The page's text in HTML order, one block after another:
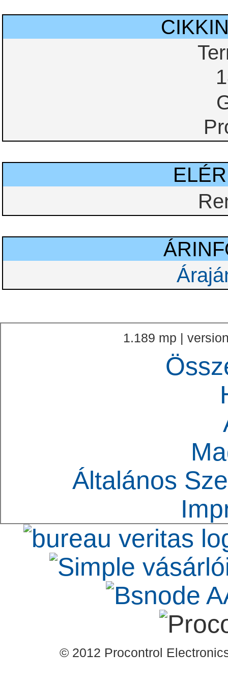
1.189 mp |
Általános
© 2012 Procontrol